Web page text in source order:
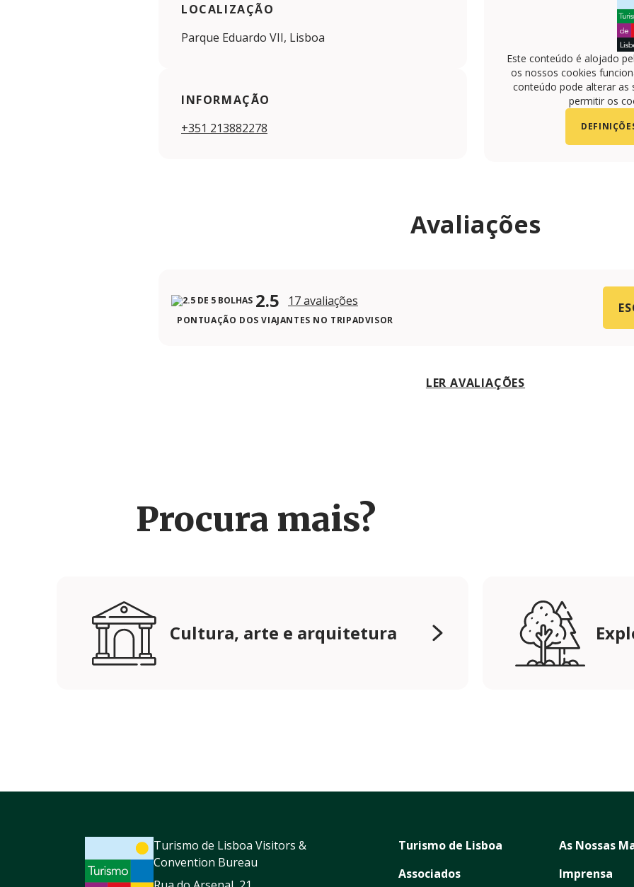
LOCALIZAÇÃO
Parque Eduardo VII, Lisboa
INFORMAÇÃO
+351 213882278
Este conteúdo é alojado
os nossos cookies
conteúdo pode alterar as
permitir os
Avaliações
2.5 17 avaliações
PONTUAÇÃO DOS VIAJANTES NO TRIPADVISOR
LER AVALIAÇÕES
Procura mais?
Cultura, arte e arquitetura
Turismo de Lisboa Visitors &
Convention Bureau
Turismo de Lisboa
Associados
As Nossas
Imprensa